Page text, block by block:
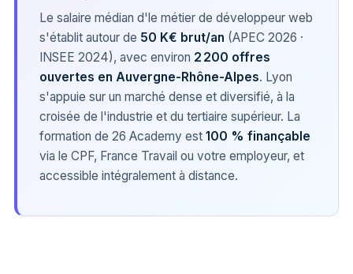
Le salaire médian d'le métier de développeur web
s'établit autour de 50 K€ brut/an (APEC 2026 ·
INSEE 2024), avec environ 2 200 offres
ouvertes en Auvergne-Rhône-Alpes. Lyon
s'appuie sur un marché dense et diversifié, à la
croisée de l'industrie et du tertiaire supérieur. La
formation de 26 Academy est 100 % finançable
via le CPF, France Travail ou votre employeur, et
accessible intégralement à distance.